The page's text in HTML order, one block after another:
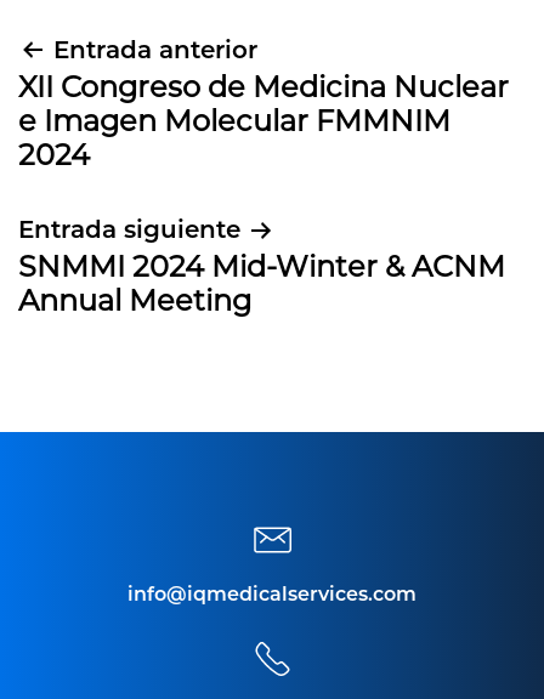
Navegación
de
entradas
Entrada anterior
XII Congreso de Medicina Nuclear
e Imagen Molecular FMMNIM
2024
Entrada siguiente
SNMMI 2024 Mid-Winter & ACNM
Annual Meeting
info@iqmedicalservices.com